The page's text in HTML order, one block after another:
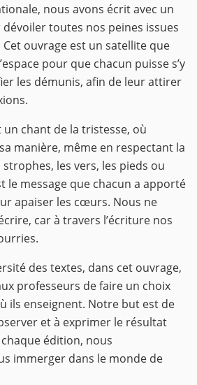
nous avons écrit avec un
toutes nos peines issues
ouvrage est un satellite que
pour que chacun puisse s’y
les démunis, afin de leur attirer
chant de la tristesse, où
manière, même en respectant la
les vers, les pieds ou
le message que chacun a apporté
apaiser les cœurs. Nous ne
car à travers l’écriture nos
des textes, dans cet ouvrage,
professeurs de faire un choix
ils enseignent. Notre but est de
et à exprimer le résultat
édition, nous
immerger dans le monde de